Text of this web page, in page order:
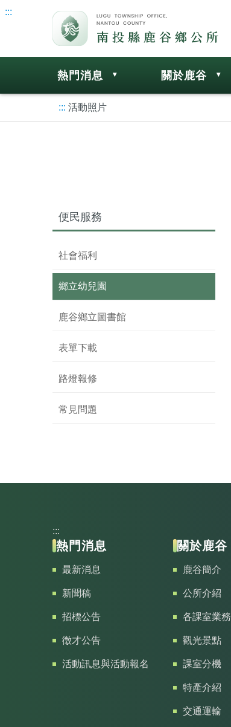
:::
熱門消息 關於鹿谷
::: 活動照片
便民服務
社會福利
鄉立幼兒園
鹿谷鄉立圖書館
表單下載
路燈報修
常見問題
:::
熱門消息
最新消息
新聞稿
招標公告
徵才公告
活動訊息與活動報名
關於鹿谷
鹿谷簡介
公所介紹
各課室業務
觀光景點
課室分機
特產介紹
交通運輸